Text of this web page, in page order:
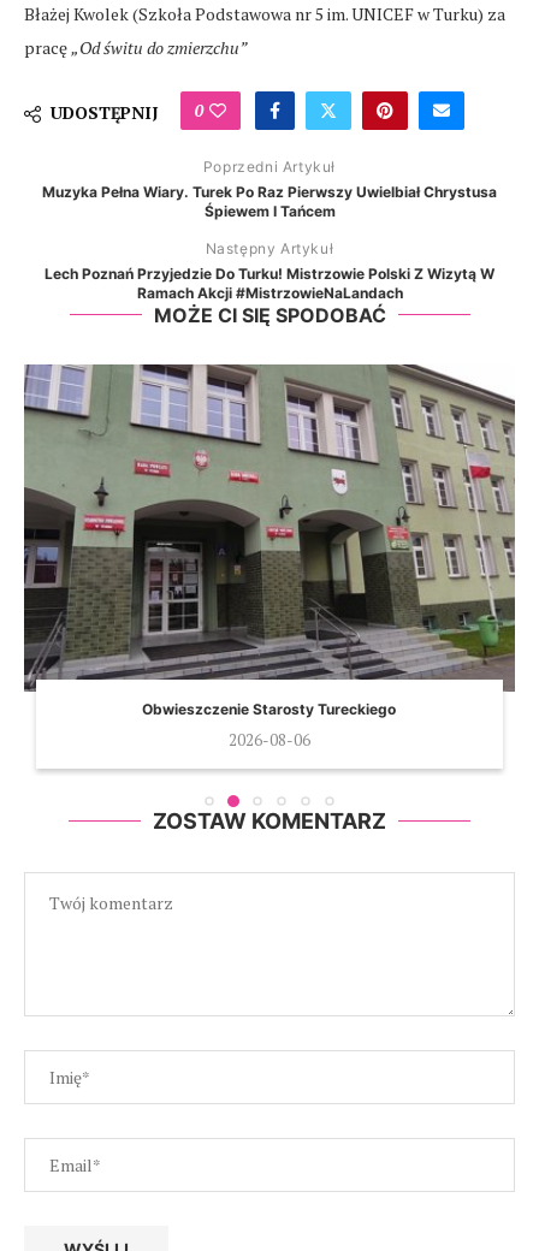
Błażej Kwolek (Szkoła Podstawowa nr 5 im. UNICEF w Turku) za
pracę„Od świtu do zmierzchu”
UDOSTĘPNIJ 0
Poprzedni Artykuł
Muzyka Pełna Wiary. Turek Po Raz Pierwszy Uwielbiał Chrystusa
Śpiewem I Tańcem
Następny Artykuł
Lech Poznań Przyjedzie Do Turku! Mistrzowie Polski Z Wizytą W
Ramach Akcji #MistrzowieNaLandach
MOŻE CI SIĘ SPODOBAĆ
Obwieszczenie Starosty Tureckiego
2026-08-06
ZOSTAW KOMENTARZ